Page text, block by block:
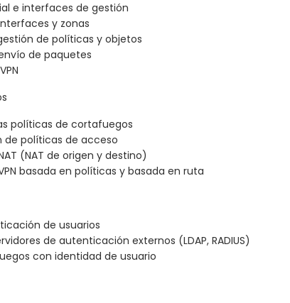
e interfaces de gestión
y zonas
de políticas y objetos
de paquetes
políticas de cortafuegos
de políticas de acceso
(NAT de origen y destino)
basada en políticas y basada en ruta
de usuarios
de autenticación externos (LDAP, RADIUS)
con identidad de usuario